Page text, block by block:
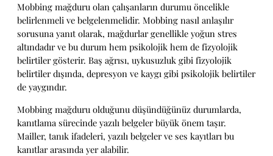
Mobbing mağduru olan çalışanların durumu öncelikle
belirlenmeli ve belgelenmelidir. Mobbing nasıl anlaşılır
sorusuna yanıt olarak, mağdurlar genellikle yoğun stres
altındadır ve bu durum hem psikolojik hem de fizyolojik
belirtiler gösterir. Baş ağrısı, uykusuzluk gibi fizyolojik
belirtiler dışında, depresyon ve kaygı gibi psikolojik belirtiler
de yaygındır.
Mobbing mağduru olduğunu düşündüğünüz durumlarda,
kanıtlama sürecinde yazılı belgeler büyük önem taşır.
Mailler, tanık ifadeleri, yazılı belgeler ve ses kayıtları bu
kanıtlar arasında yer alabilir.